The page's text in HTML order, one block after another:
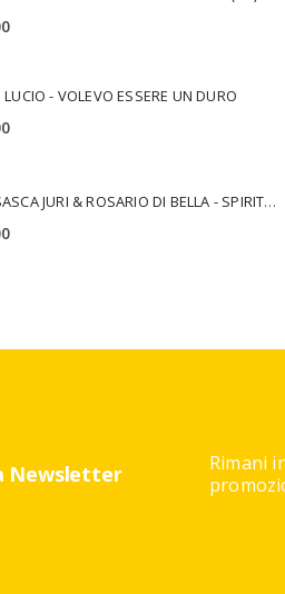
LUCIO - VOLEVO ESSERE UN DURO
CAMISASCA JURI & ROSARIO DI BELLA - SPIRITUALITY
Newsletter
Rimani